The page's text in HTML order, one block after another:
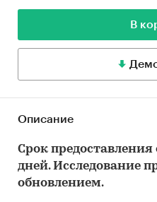
В
Описание
Срок предоставления
дней. Исследование
обновлением.